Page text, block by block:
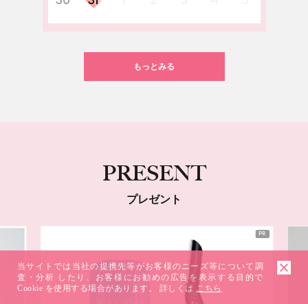
もっとみる
PRESENT
プレゼント
当サイトでは当社の提携先等がお客様のニーズ等について調
査・分析 したり、お客様にお勧めの広告を表示する目的で
Cookie を使用する場合があります。 詳しくは こちら